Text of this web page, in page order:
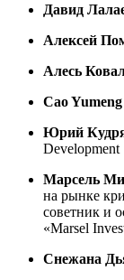
Давид
Алексей
Алесь
Cao
Юрий
Development
Марсель
на рынке
советник и
«Marsel
Снежана